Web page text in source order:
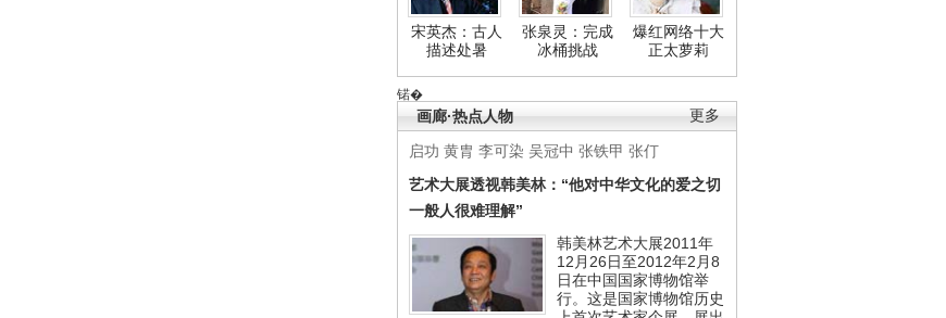
宋英杰：古人
描述处暑
张泉灵：完成
冰桶挑战
爆红网络十大
正太萝莉
锘�
更多
画廊·热点人物
启功 黄胄 李可染 吴冠中 张铁甲 张仃
艺术大展透视韩美林：“他对中华文化的爱之切
一般人很难理解”
韩美林艺术大展2011年
12月26日至2012年2月8
日在中国国家博物馆举
行。这是国家博物馆历史